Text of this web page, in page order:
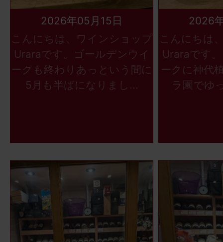
2026年05月15日
こんにちは、ワインショップ
Uraraです。ゴールデンウイ
ークも終わりあっという間に
5月も半ばになりまし...
2026
こんにちは
Uraraです
ークに神代
ラ園でゆ